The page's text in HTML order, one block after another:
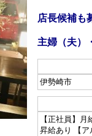
店長候補も
主婦（夫）
伊勢崎市
【正社員】
昇給あり 【